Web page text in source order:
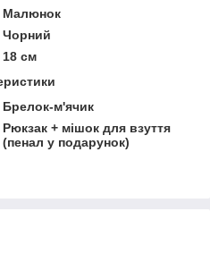
Малюнок
Чорний
18 см
Брелок-м'ячик
Рюкзак + мішок для взуття
(пенал у подарунок)